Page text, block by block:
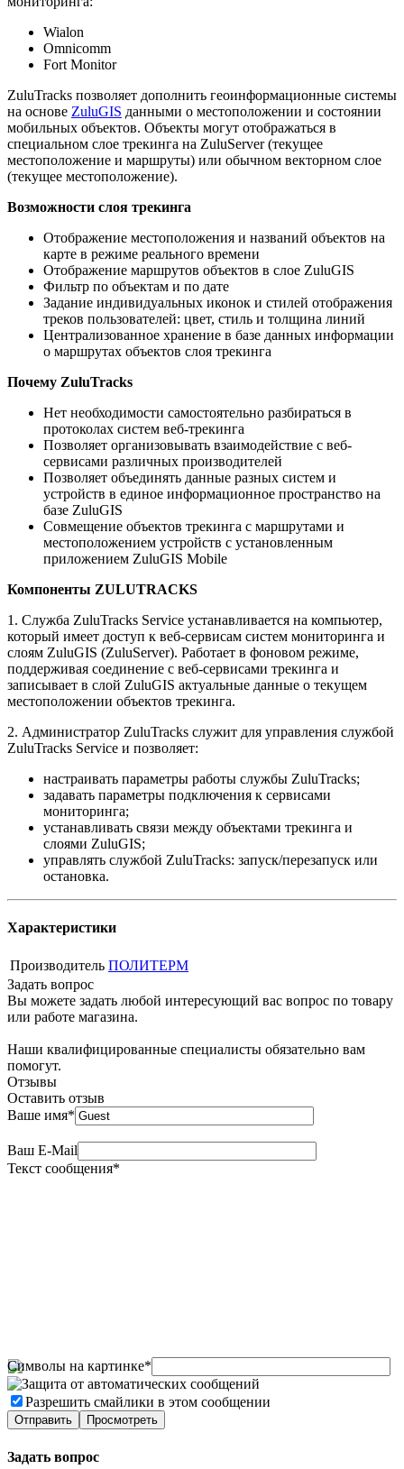
Wialon
Omnicomm
Fort Monitor
ZuluTracks позволяет дополнить геоинформационные системы
на основе ZuluGIS данными о местоположении и состоянии
мобильных объектов. Объекты могут отображаться в
специальном слое трекинга на ZuluServer (текущее
местоположение и маршруты) или обычном векторном слое
(текущее местоположение).
Возможности слоя трекинга
Отображение местоположения и названий объектов на
карте в режиме реального времени
Отображение маршрутов объектов в слое ZuluGIS
Фильтр по объектам и по дате
Задание индивидуальных иконок и стилей отображения
треков пользователей: цвет, стиль и толщина линий
Централизованное хранение в базе данных информации
о маршрутах объектов слоя трекинга
Почему ZuluTracks
Нет необходимости самостоятельно разбираться в
протоколах систем веб-трекинга
Позволяет организовывать взаимодействие с веб-
сервисами различных производителей
Позволяет объединять данные разных систем и
устройств в единое информационное пространство на
базе ZuluGIS
Совмещение объектов трекинга с маршрутами и
местоположением устройств с установленным
приложением ZuluGIS Mobile
Компоненты ZULUTRACKS
1. Служба ZuluTracks Service устанавливается на компьютер,
который имеет доступ к веб-сервисам систем мониторинга и
слоям ZuluGIS (ZuluServer). Работает в фоновом режиме,
поддерживая соединение с веб-сервисами трекинга и
записывает в слой ZuluGIS актуальные данные о текущем
местоположении объектов трекинга.
2. Администратор ZuluTracks служит для управления службой
ZuluTracks Service и позволяет:
настраивать параметры работы службы ZuluTracks;
задавать параметры подключения к сервисами
мониторинга;
устанавливать связи между объектами трекинга и
слоями ZuluGIS;
управлять службой ZuluTracks: запуск/перезапуск или
остановка.
Характеристики
Производитель ПОЛИТЕРМ
Задать вопрос
Вы можете задать любой интересующий вас вопрос по товару
или работе магазина.
Наши квалифицированные специалисты обязательно вам
помогут.
Отзывы
Оставить отзыв
Ваше имя*
Ваш E-Mail
Текст сообщения*
Символы на картинке*
Разрешить смайлики в этом сообщении
Задать вопрос